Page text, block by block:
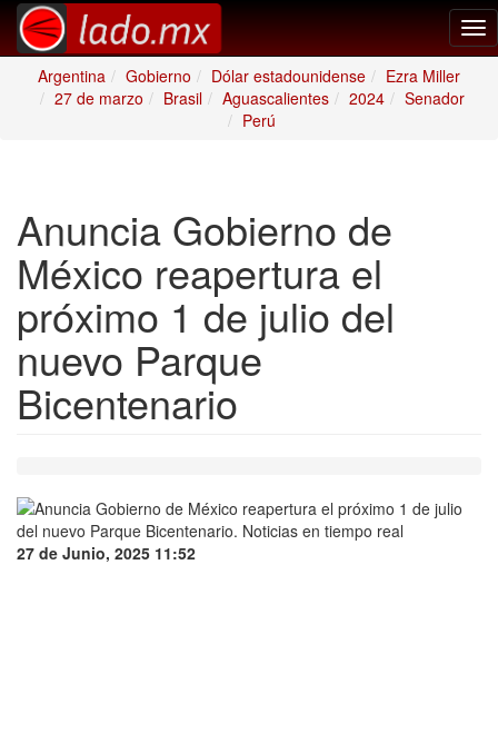
Argentina
Gobierno Dólar estadounidense
Ezra Miller
27 de marzo
Brasil Aguascalientes 2024
Senador
Perú
Anuncia Gobierno de
México reapertura el
próximo 1 de julio del
nuevo Parque
Bicentenario
27 de Junio, 2025 11:52